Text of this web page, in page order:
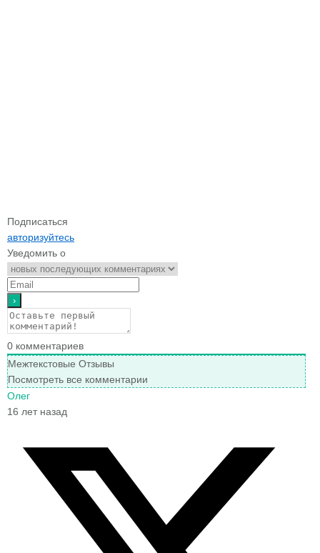
Подписаться
авторизуйтесь
Уведомить о
0 комментариев
Межтекстовые Отзывы
Посмотреть все комментарии
Олег
16 лет назад